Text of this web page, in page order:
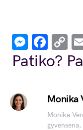
Patiko?
Monika
Monika